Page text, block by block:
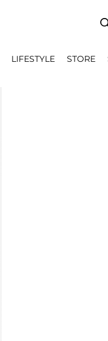
LIFESTYLE STORE